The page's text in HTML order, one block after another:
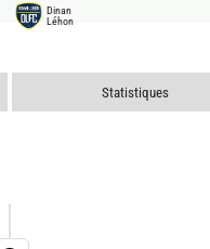
Dinan
Léhon
Statistiques